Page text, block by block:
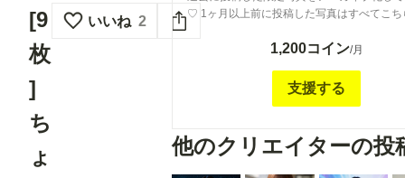
[9
枚
]
ち
ょ
いいね 2
♡ 1ヶ月以上前に投稿した写真はすべてこち
い…」という方は、ぜひこちらでたっぷり
シップ限定プラン💕（月額500コイン）」の
1,200コイン/月
支援する
他のクリエイターの投